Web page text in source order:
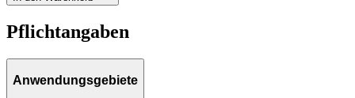
Pflichtangaben
Anwendungsgebiete